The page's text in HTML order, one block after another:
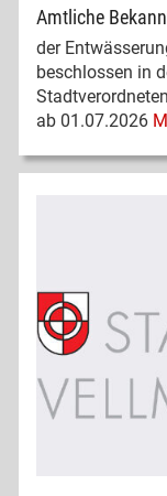
Amtliche
der
beschlossen in
ab 01.07.2026